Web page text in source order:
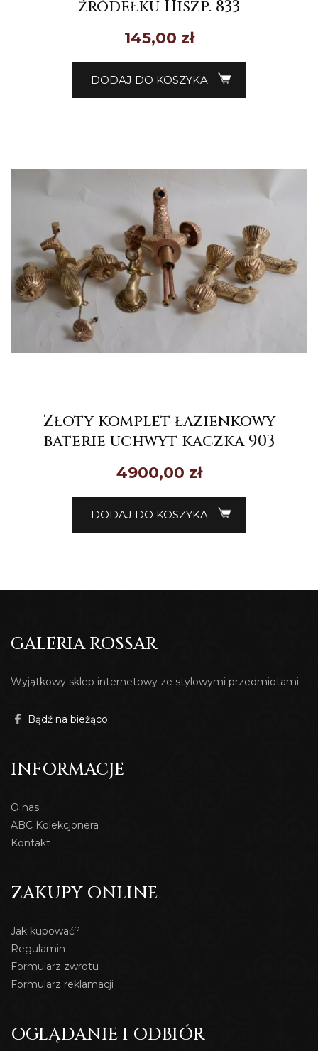
źródełku Hiszp. 833
145,00 zł
DODAJ DO KOSZYKA
Złoty komplet łazienkowy
baterie uchwyt kaczka 903
4900,00 zł
DODAJ DO KOSZYKA
GALERIA ROSSAR
Wyjątkowy sklep internetowy ze stylowymi przedmiotami.
Bądź na bieżąco
INFORMACJE
O nas
ABC Kolekcjonera
Kontakt
ZAKUPY ONLINE
Jak kupować?
Regulamin
Formularz zwrotu
Formularz reklamacji
OGLĄDANIE I ODBIÓR